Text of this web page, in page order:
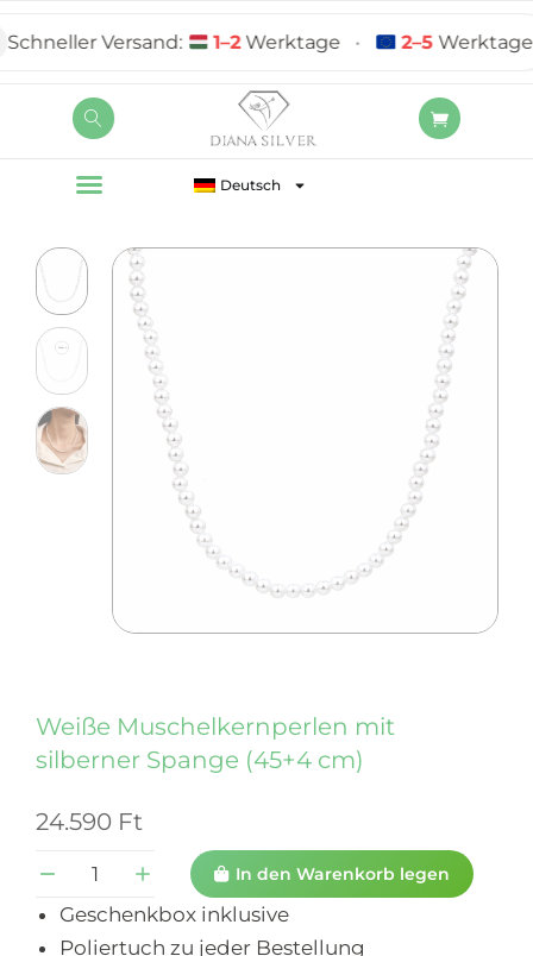
Deutsch
Versand: 1–2 Werktage • 2–5Werktage
Weiße Muschelkernperlen mit
silberner Spange (45+4 cm)
24.590 Ft
In den Warenkorb legen
Geschenkbox inklusive
Poliertuch zu jeder Bestellung